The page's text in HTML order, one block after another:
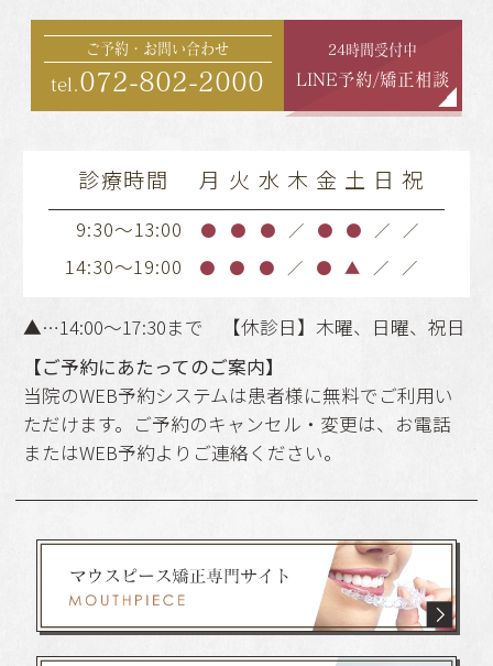
ご予約・お問い合わせ
tel. 072-802-2000
24時間受付中
LINE予約/矯正相談
診療時間 月 火 水 木 金 土 日 祝
9:30～13:00 ● ● ● ／ ● ● ／ ／
14:30～19:00 ● ● ● ／ ● ▲ ／ ／
▲…14:00～17:30まで 【休診日】木曜、日曜、祝日
【ご予約にあたってのご案内】
当院のWEB予約システムは患者様に無料でご利用い
ただけます。ご予約のキャンセル・変更は、お電話
またはWEB予約よりご連絡ください。